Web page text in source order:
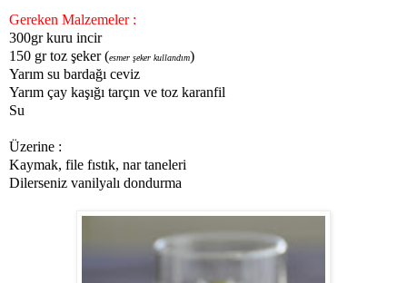
Gereken Malzemeler :
300gr kuru incir
150 gr toz şeker (esmer şeker kullandım)
Yarım su bardağı ceviz
Yarım çay kaşığı tarçın ve toz karanfil
Su
Üzerine :
Kaymak, file fıstık, nar taneleri
Dilerseniz vanilyalı dondurma